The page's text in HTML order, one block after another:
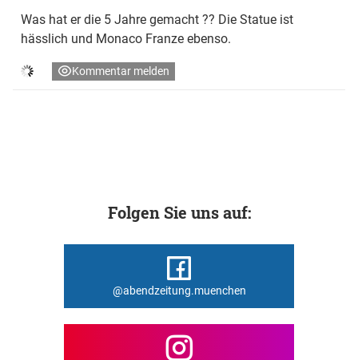
Was hat er die 5 Jahre gemacht ?? Die Statue ist
hässlich und Monaco Franze ebenso.
Kommentar melden
Folgen Sie uns auf:
@abendzeitung.muenchen